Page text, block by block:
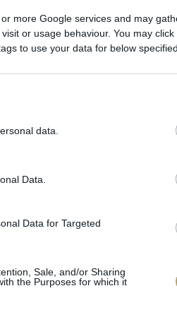
more Google services and may
or usage behaviour. You may
to use your data for below
data.
Data.
Data for Targeted
Sale, and/or Sharing
the Purposes for which it
4 SZUPER
A négy júniusi Vince alap
borokat minden alkalomra,
BŐVEBBEN